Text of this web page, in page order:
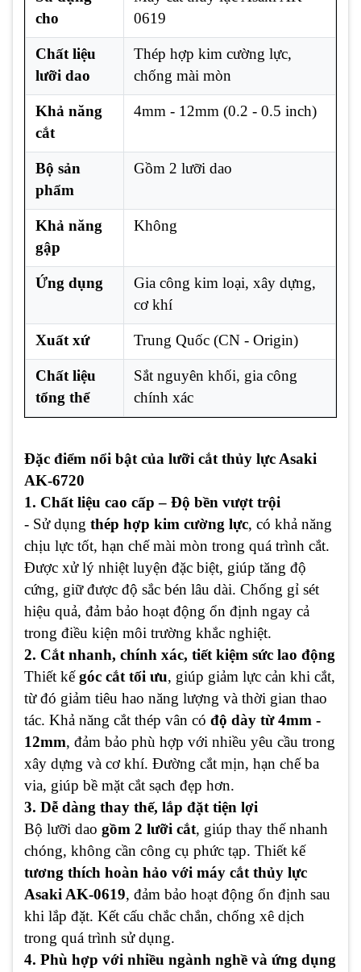
cho
0619
Chất liệu
lưỡi dao
Thép hợp kim cường lực,
chống mài mòn
Khả năng
cắt
4mm - 12mm (0.2 - 0.5 inch)
Bộ sản
phẩm
Gồm 2 lưỡi dao
Khả năng
gập
Không
Ứng dụng
Gia công kim loại, xây dựng,
cơ khí
Xuất xứ Trung Quốc (CN - Origin)
Chất liệu
tổng thể
Sắt nguyên khối, gia công
chính xác
Đặc điểm nổi bật của lưỡi cắt thủy lực Asaki
AK-6720
1. Chất liệu cao cấp – Độ bền vượt trội
- Sử dụng thép hợp kim cường lực, có khả năng
chịu lực tốt, hạn chế mài mòn trong quá trình cắt.
Được xử lý nhiệt luyện đặc biệt, giúp tăng độ
cứng, giữ được độ sắc bén lâu dài. Chống gỉ sét
hiệu quả, đảm bảo hoạt động ổn định ngay cả
trong điều kiện môi trường khắc nghiệt.
2. Cắt nhanh, chính xác, tiết kiệm sức lao động
Thiết kếgóc cắt tối ưu, giúp giảm lực cản khi cắt,
từ đó giảm tiêu hao năng lượng và thời gian thao
tác. Khả năng cắt thép vân có độ dày từ 4mm -
12mm, đảm bảo phù hợp với nhiều yêu cầu trong
xây dựng và cơ khí. Đường cắt mịn, hạn chế ba
via, giúp bề mặt cắt sạch đẹp hơn.
3. Dễ dàng thay thế, lắp đặt tiện lợi
Bộ lưỡi dao gồm 2 lưỡi cắt, giúp thay thế nhanh
chóng, không cần công cụ phức tạp. Thiết kế
tương thích hoàn hảo với máy cắt thủy lực
Asaki AK-0619, đảm bảo hoạt động ổn định sau
khi lắp đặt. Kết cấu chắc chắn, chống xê dịch
trong quá trình sử dụng.
4. Phù hợp với nhiều ngành nghề và ứng dụng